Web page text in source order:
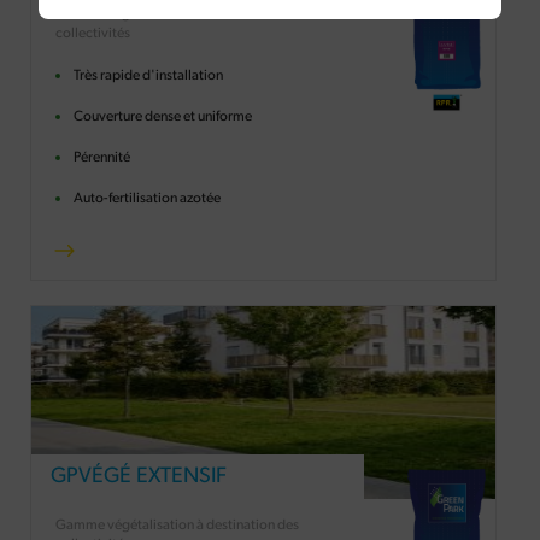
collectivités
Très rapide d'installation
Couverture dense et uniforme
Pérennité
Auto-fertilisation azotée
GPVÉGÉ EXTENSIF
Gamme végétalisation à destination des